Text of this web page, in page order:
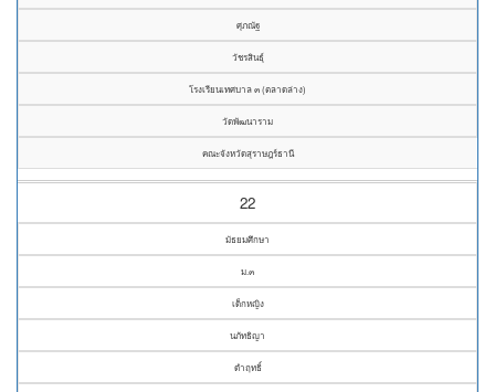
ศุภณัฐ
วัชรสินธุ์
โรงเรียนเทศบาล ๓ (ตลาดล่าง)
วัดพัฒนาราม
คณะจังหวัดสุราษฎร์ธานี
22
มัธยมศึกษา
ม.๓
เด็กหญิง
นภัทธิญา
ดำฤทธิ์